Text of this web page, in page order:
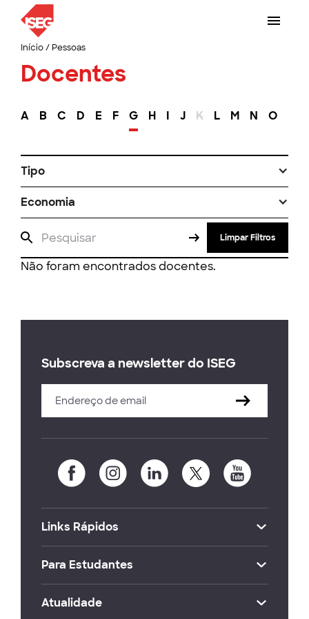
Início/ Pessoas
Docentes
A B C D E F G H I J K L M N O
Tipo
Economia
Limpar Filtros
Não foram encontrados docentes.
Subscreva a newsletter do ISEG
Links Rápidos
Para Estudantes
Atualidade